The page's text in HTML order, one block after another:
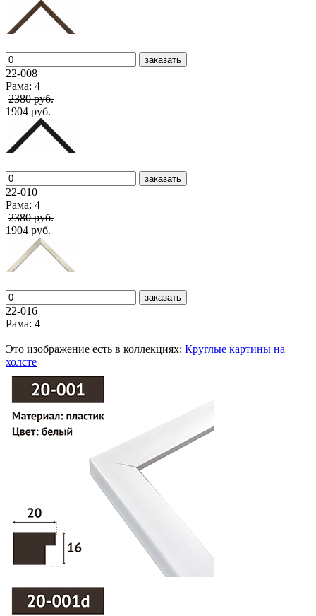
заказать
22-008
Рама: 4
2380 руб.
1904 руб.
заказать
22-010
Рама: 4
2380 руб.
1904 руб.
заказать
22-016
Рама: 4
Это изображение есть в коллекциях: Круглые картины на
холсте